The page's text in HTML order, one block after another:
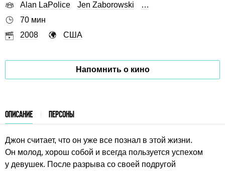
Alan LaPolice
Jen Zaborowski
…
70 мин
2008
США
Напомнить о кино
ОПИСАНИЕ ПЕРСОНЫ
Джон считает, что он уже все познал в этой жизни.
Он молод, хорош собой и всегда пользуется успехом
у девушек. После разрыва со своей подругой